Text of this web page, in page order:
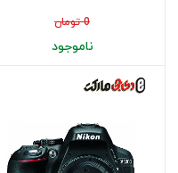
0 تومان
ناموجود